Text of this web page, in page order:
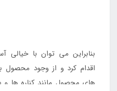
بنابراین می توان با
اقدام کرد و از وجود
های محصول مانند کناره ها